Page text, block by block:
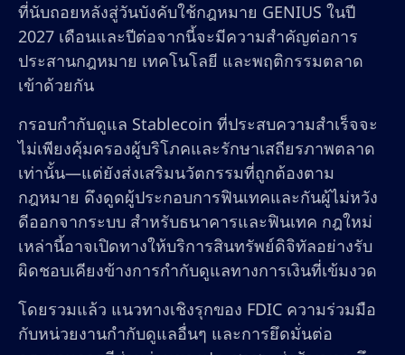
ที่นับถอยหลังสู่วันบังคับใช้กฎหมาย GENIUS ในปี
2027 เดือนและปีต่อจากนี้จะมีความสำคัญต่อการ
ประสานกฎหมาย เทคโนโลยี และพฤติกรรมตลาด
เข้าด้วยกัน
กรอบกำกับดูแล Stablecoin ที่ประสบความสำเร็จจะ
ไม่เพียงคุ้มครองผู้บริโภคและรักษาเสถียรภาพตลาด
เท่านั้น—แต่ยังส่งเสริมนวัตกรรมที่ถูกต้องตาม
กฎหมาย ดึงดูดผู้ประกอบการฟินเทคและกันผู้ไม่หวัง
ดีออกจากระบบ สำหรับธนาคารและฟินเทค กฎใหม่
เหล่านี้อาจเปิดทางให้บริการสินทรัพย์ดิจิทัลอย่างรับ
ผิดชอบเคียงข้างการกำกับดูแลทางการเงินที่เข้มงวด
โดยรวมแล้ว แนวทางเชิงรุกของ FDIC ความร่วมมือ
กับหน่วยงานกำกับดูแลอื่นๆ และการยึดมั่นต่อ